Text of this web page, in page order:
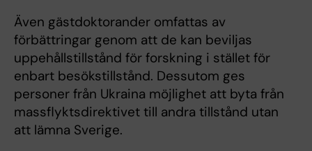
Även gästdoktorander omfattas av
förbättringar genom att de kan beviljas
uppehållstillstånd för forskning i stället för
enbart besökstillstånd. Dessutom ges
personer från Ukraina möjlighet att byta från
massflyktsdirektivet till andra tillstånd utan
att lämna Sverige.